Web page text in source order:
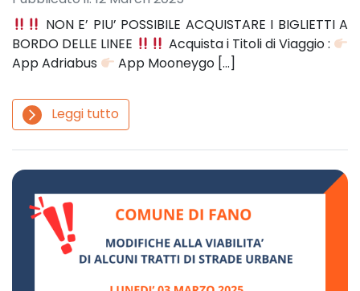
NON E’ PIU’ POSSIBILE ACQUISTARE I BIGLIETTI A
BORDO DELLE LINEE
Acquista i Titoli di Viaggio :
App Adriabus
App Mooneygo […]
arrow_forward_ios Leggi tutto